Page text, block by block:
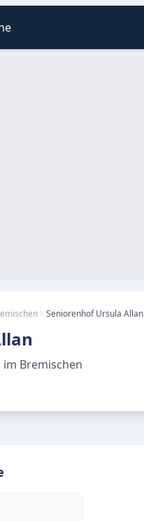
Seniorenhof Ursula Allan
im Bremischen